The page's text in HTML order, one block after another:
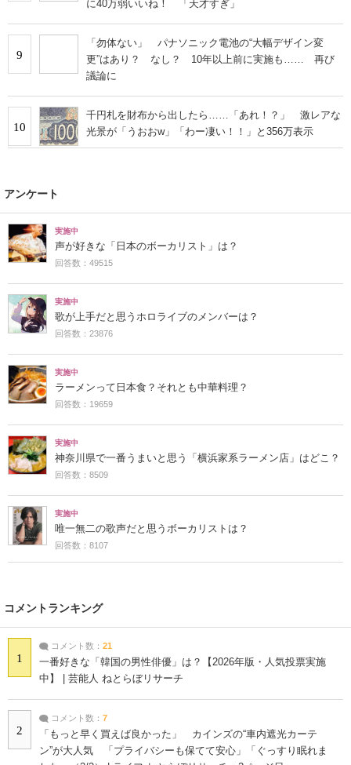
に40万弱いいね！ 「天才すぎ」
9
「勿体ない」 パナソニック電池の“大幅デザイン変
更”はあり？ なし？ 10年以上前に実施も…… 再び
議論に
10
千円札を財布から出したら……「あれ！？」 激レアな
光景が「うおおw」「わー凄い！！」と356万表示
アンケート
実施中
声が好きな「日本のボーカリスト」は？
回答数：49515
実施中
歌が上手だと思うホロライブのメンバーは？
回答数：23876
実施中
ラーメンって日本食？それとも中華料理？
回答数：19659
実施中
神奈川県で一番うまいと思う「横浜家系ラーメン店」はどこ？
回答数：8509
実施中
唯一無二の歌声だと思うボーカリストは？
回答数：8107
コメントランキング
1
コメント数： 21
一番好きな「韓国の男性俳優」は？【2026年版・人気投票実施
中】 | 芸能人 ねとらぼリサーチ
2
コメント数： 7
「もっと早く買えば良かった」 カインズの“車内遮光カーテ
ン”が大人気 「プライバシーも保てて安心」「ぐっすり眠れま